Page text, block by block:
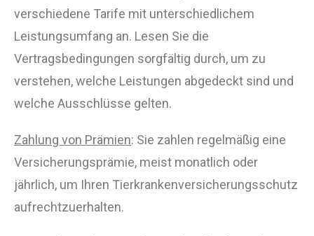
verschiedene Tarife mit unterschiedlichem
Leistungsumfang an. Lesen Sie die
Vertragsbedingungen sorgfältig durch, um zu
verstehen, welche Leistungen abgedeckt sind und
welche Ausschlüsse gelten.
Zahlung von Prämien: Sie zahlen regelmäßig eine
Versicherungsprämie, meist monatlich oder
jährlich, um Ihren Tierkrankenversicherungsschutz
aufrechtzuerhalten.